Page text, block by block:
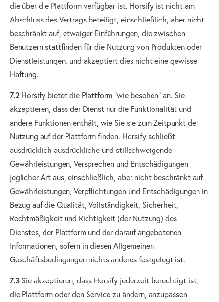
die über die Plattform verfügbar ist. Horsify ist nicht am
Abschluss des Vertrags beteiligt, einschließlich, aber nicht
beschränkt auf, etwaiger Einführungen, die zwischen
Benutzern stattfinden für die Nutzung von Produkten oder
Dienstleistungen, und akzeptiert dies nicht eine gewisse
Haftung.
7.2 Horsify bietet die Plattform "wie besehen" an. Sie
akzeptieren, dass der Dienst nur die Funktionalität und
andere Funktionen enthält, wie Sie sie zum Zeitpunkt der
Nutzung auf der Plattform finden. Horsify schließt
ausdrücklich ausdrückliche und stillschweigende
Gewährleistungen, Versprechen und Entschädigungen
jeglicher Art aus, einschließlich, aber nicht beschränkt auf
Gewährleistungen, Verpflichtungen und Entschädigungen in
Bezug auf die Qualität, Vollständigkeit, Sicherheit,
Rechtmäßigkeit und Richtigkeit (der Nutzung) des
Dienstes, der Plattform und der darauf angebotenen
Informationen, sofern in diesen Allgemeinen
Geschäftsbedingungen nichts anderes festgelegt ist.
7.3 Sie akzeptieren, dass Horsify jederzeit berechtigt ist,
die Plattform oder den Service zu ändern, anzupassen